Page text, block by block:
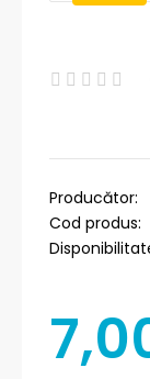
Producător:
Cod produs: